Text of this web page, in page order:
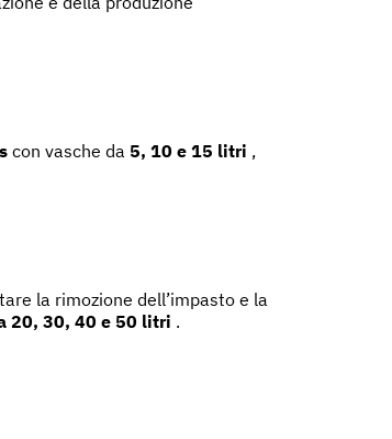
con vasche da 5, 10 e 15 litri ,
la rimozione dell’impasto e la
20, 30, 40 e 50 litri .